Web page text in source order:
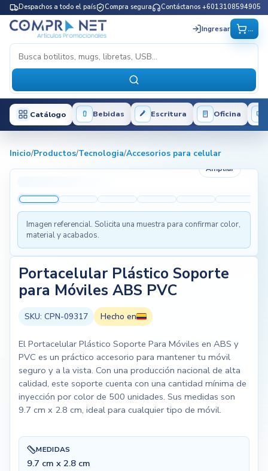
Despachos a todo el país Compra segura Contáctanos +6013108594905
Ingresar ...
Catálogo Bebidas Escritura Oficina
Inicio/Productos/Tecnologia/Accesorios para celular
Ampliar
Imagen referencial. Solicita una muestra para confirmar color,
material y acabados.
Portacelular Plástico Soporte
para Móviles ABS PVC
SKU: CPN-09317 Hecho en
El Portacelular Plástico Soporte Para Móviles en ABS y
PVC es un práctico accesorio para mantener tu móvil
seguro y a la vista. Con una producción nacional de alta
calidad, este soporte cuenta con una cantidad mínima de
inyección por color de 500 unidades. Sus medidas son
9.7 cm x 2.8 cm, ideal para cualquier tipo de móvil.
MEDIDAS
9.7 cm x 2.8 cm